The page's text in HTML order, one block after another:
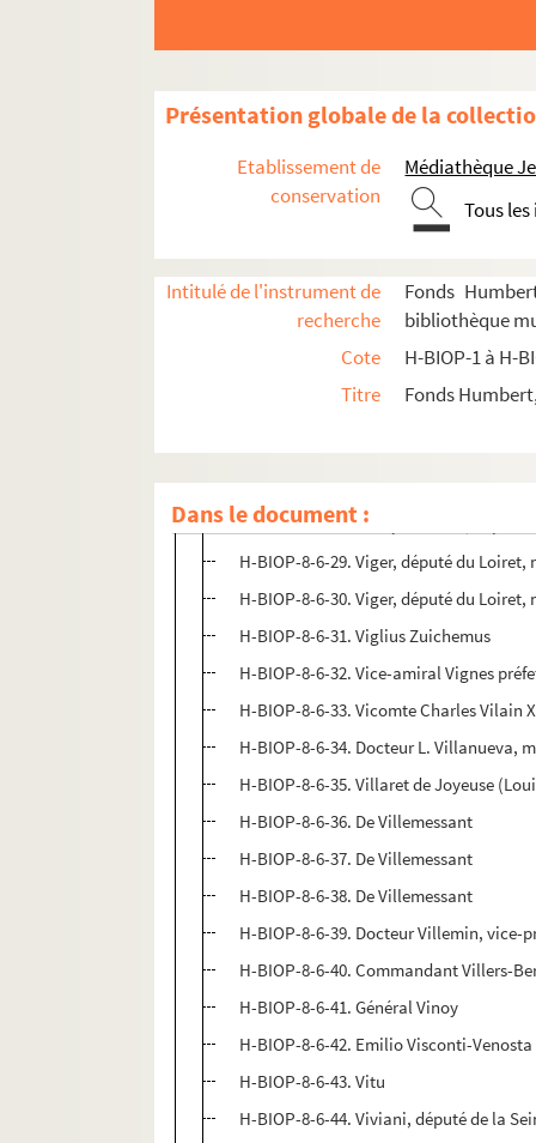
Présentation globale de la
Etablissement de
conservation
Médiathèque
Tous
Intitulé de l'instrument de
recherche
Fonds
bibliothèque
Cote
H-BIOP-1 à H-
Titre
Fonds
Dans le document :
H-BIOP-8-6-17. Général Julius Von
H-BIOP-8-6-19. Vésinier, rédacteur en
H-BIOP-8-6-20. A. de Vesino
H-BIOP-8-6-21. Agricole Viala
H-BIOP-8-6-22. Victor du de Bellune
H-BIOP-8-6-23. Victor du de Bellune
H-BIOP-8-6-26. De Giel-Castiel
H-BIOP-8-6-27. De Giel-Castiel
H-BIOP-8-6-28. François Viette,
H-BIOP-8-6-29. Viger, député du
H-BIOP-8-6-30. Viger, député du
H-BIOP-8-6-31. Viglius Zuichemus
H-BIOP-8-6-32. Vice-amiral Vignes
H-BIOP-8-6-33. Vicomte Charles Vilain
H-BIOP-8-6-34. Docteur L. Villanueva,
H-BIOP-8-6-35. Villaret de Joyeuse
H-BIOP-8-6-36. De Villemessant
H-BIOP-8-6-37. De Villemessant
H-BIOP-8-6-38. De Villemessant
H-BIOP-8-6-39. Docteur Villemin, vice-
H-BIOP-8-6-40. Commandant Villers-
H-BIOP-8-6-41. Général Vinoy
H-BIOP-8-6-42. Emilio Visconti-Venosta
H-BIOP-8-6-43. Vitu
H-BIOP-8-6-44. Viviani, député de la